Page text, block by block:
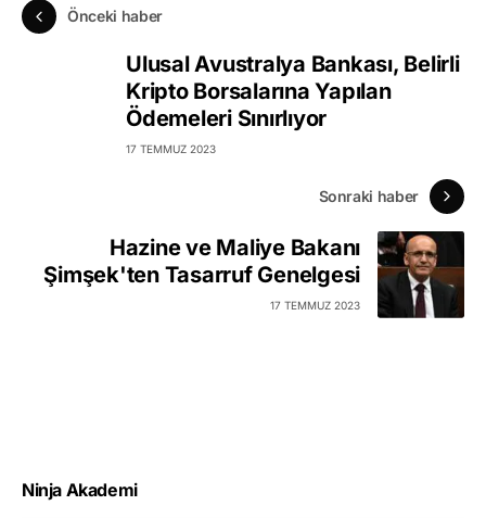
Önceki haber
Ulusal Avustralya Bankası, Belirli
Kripto Borsalarına Yapılan
Ödemeleri Sınırlıyor
17 TEMMUZ 2023
Sonraki haber
Hazine ve Maliye Bakanı
Şimşek'ten Tasarruf Genelgesi
17 TEMMUZ 2023
Ninja Akademi